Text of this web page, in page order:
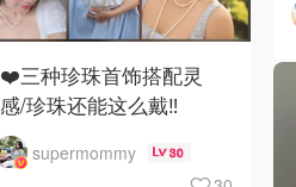
❤️三种珍珠首饰搭配灵
感/珍珠还能这么戴‼️
supermommy 30